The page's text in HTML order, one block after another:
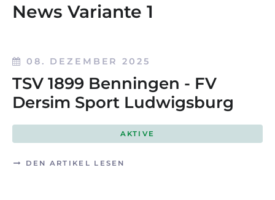
News Variante 1
08. DEZEMBER 2025
TSV 1899 Benningen - FV
Dersim Sport Ludwigsburg
AKTIVE
DEN ARTIKEL LESEN